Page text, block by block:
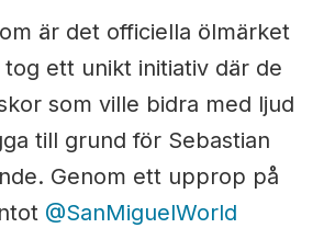
är det officiella ölmärket
ett unikt initiativ där de
som ville bidra med ljud
till grund för Sebastian
Genom ett upprop på
@SanMiguelWorld